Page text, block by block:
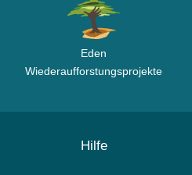
Eden
Wiederaufforstungsprojekte
Hilfe